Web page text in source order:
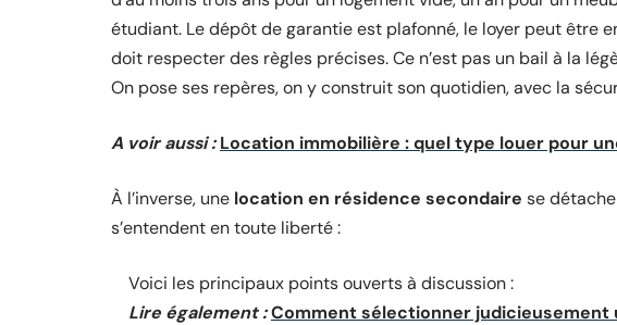
étudiant. Le dépôt de garantie est plafonné, le loyer peut être
doit respecter des règles précises. Ce n’est pas un bail à la
On pose ses repères, on y construit son quotidien, avec la
A voir aussi : Location immobilière : quel type louer pour
À l’inverse, une location en résidence secondaire se
s’entendent en toute liberté :
Voici les principaux points ouverts à discussion :
Lire également :Comment sélectionner judicieusement